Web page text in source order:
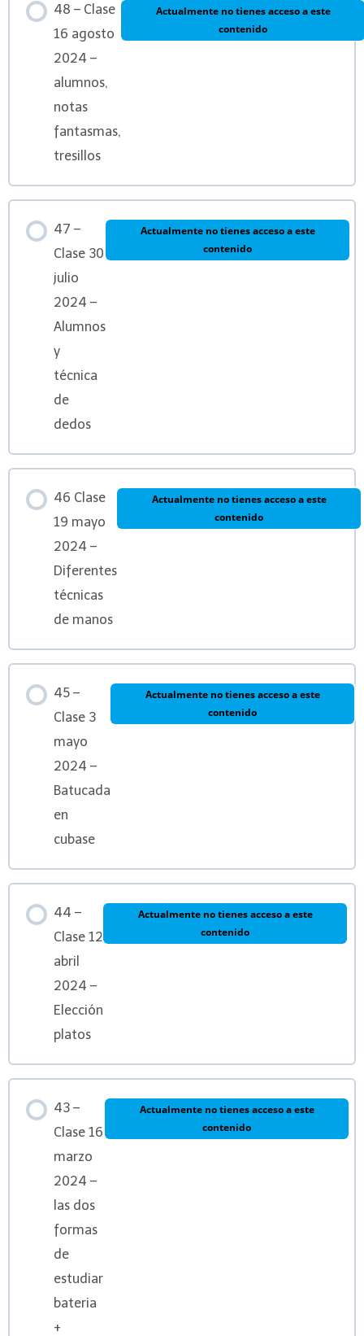
48 – Clase
16 agosto
2024 –
alumnos,
notas
fantasmas,
tresillos
Actualmente no tienes acceso a este
contenido
47 –
Clase 30
julio
2024 –
Alumnos
y
técnica
de
dedos
Actualmente no tienes acceso a este
contenido
46 Clase
19 mayo
2024 –
Diferentes
técnicas
de manos
Actualmente no tienes acceso a este
contenido
45 –
Clase 3
mayo
2024 –
Batucada
en
cubase
Actualmente no tienes acceso a este
contenido
44 –
Clase 12
abril
2024 –
Elección
platos
Actualmente no tienes acceso a este
contenido
43 –
Clase 16
marzo
2024 –
las dos
formas
de
estudiar
bateria
+
Actualmente no tienes acceso a este
contenido